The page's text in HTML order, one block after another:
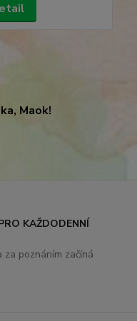
Maok!
KAŽDODENNÍ
za poznáním začíná